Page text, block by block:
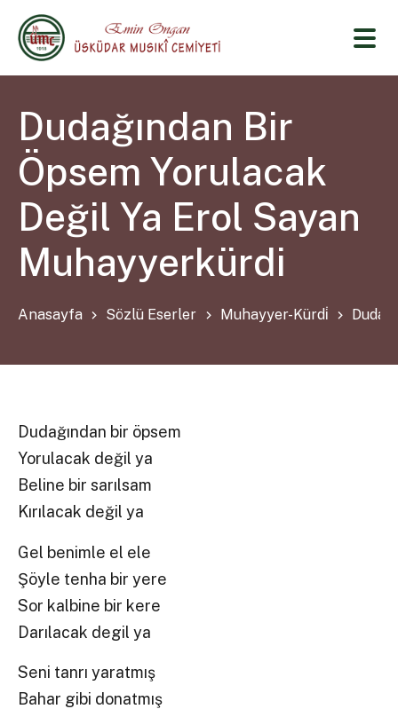
Dudağından Bir
Öpsem Yorulacak
Değil Ya Erol Sayan
Muhayyerkürdi
Anasayfa Sözlü Eserler Muhayyer-Kürdi̇
Dudağından bir öpsem
Yorulacak değil ya
Beline bir sarılsam
Kırılacak değil ya
Gel benimle el ele
Şöyle tenha bir yere
Sor kalbine bir kere
Darılacak degil ya
Seni tanrı yaratmış
Bahar gibi donatmış